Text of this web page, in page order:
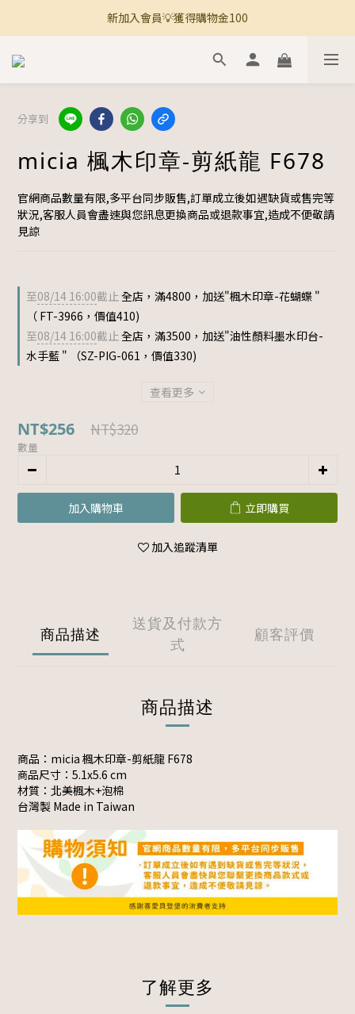
🚚 全館滿800免運 🚚
新加入會員💡獲得購物金100
🚚 全館滿800免運 🚚
分享到
micia 楓木印章-剪紙龍 F678
官網商品數量有限,多平台同步販售,訂單成立後如遇缺貨或售完等
狀況,客服人員會盡速與您訊息更換商品或退款事宜,造成不便敬請
見諒
至08/14 16:00截止全店，滿4800，加送"楓木印章-花蝴蝶 "
（ FT-3966，價值410)
至08/14 16:00截止全店，滿3500，加送"油性顏料墨水印台-
水手藍 " （SZ-PIG-061，價值330)
查看更多
NT$256 NT$320
數量
加入購物車 立即購買
加入追蹤清單
商品描述
送貨及付款方
式
顧客評價
商品描述
商品：micia 楓木印章-剪紙龍 F678
商品尺寸：5.1x5.6 cm
材質：北美楓木+泡棉
台灣製 Made in Taiwan
了解更多